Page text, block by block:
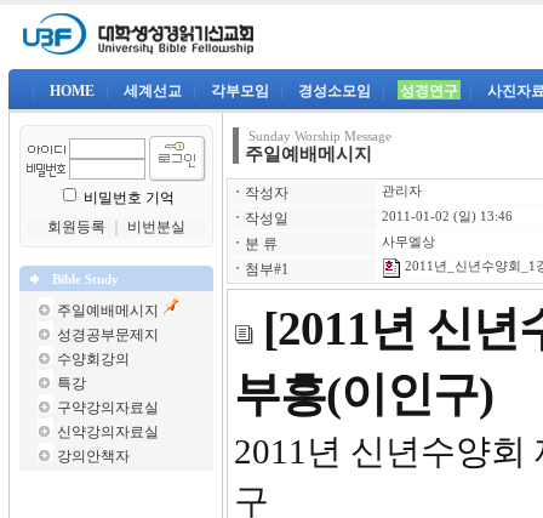
HOME 세계선교 각부모임 경성소모임 성경연구 사진자
비밀번호 기억
회원등록
비번분실
Bible Study
주일예배메시지
성경공부문제지
수양회강의
특강
구약강의자료실
신약강의자료실
강의안책자
Sunday Worship Message
주일예배메시지
ㆍ 작성자 관리자
ㆍ 작성일 2011-01-02 (일) 13:46
ㆍ 분 류 사무엘상
ㆍ 첨부#1 2011년_신년수양회_1
[2011년 신년
부흥(이인구)
2011년
구